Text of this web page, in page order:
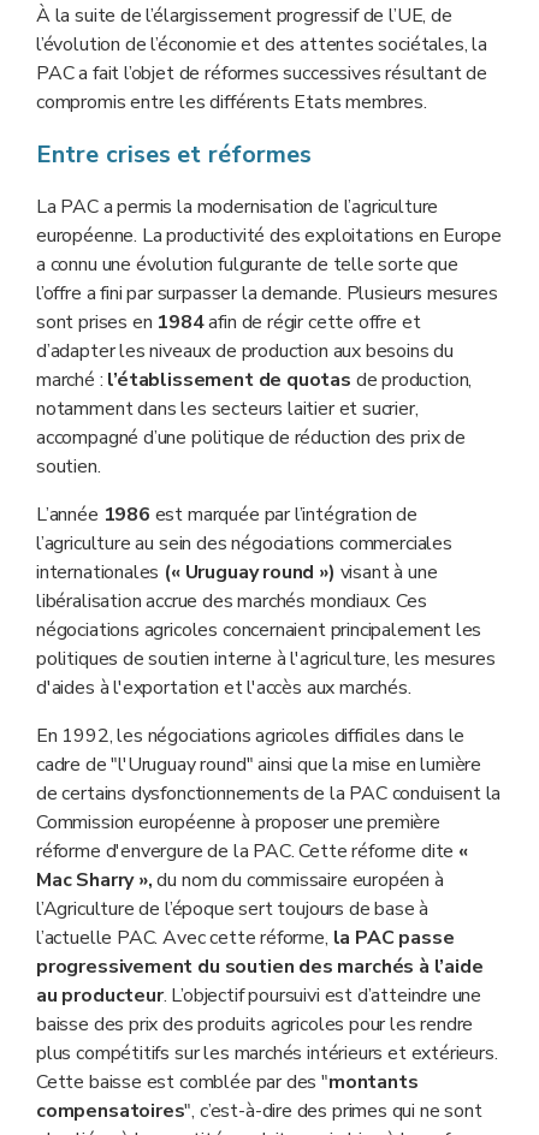
À la suite de l’élargissement progressif de l’UE, de
l’évolution de l’économie et des attentes sociétales, la
PAC a fait l’objet de réformes successives résultant de
compromis entre les différents Etats membres.
Entre crises et réformes
La PAC a permis la modernisation de l’agriculture
européenne. La productivité des exploitations en Europe
a connu une évolution fulgurante de telle sorte que
l’offre a fini par surpasser la demande. Plusieurs mesures
sont prises en 1984afin de régir cette offre et
d’adapter les niveaux de production aux besoins du
marché : l’établissement de quotas de production,
notamment dans les secteurs laitier et sucrier,
accompagné d’une politique de réduction des prix de
soutien.
L’année 1986 est marquée par l’intégration de
l’agriculture au sein des négociations commerciales
internationales (« Uruguay round ») visant à une
libéralisation accrue des marchés mondiaux. Ces
négociations agricoles concernaient principalement les
politiques de soutien interne à l'agriculture, les mesures
d'aides à l'exportation et l'accès aux marchés.
En 1992, les négociations agricoles difficiles dans le
cadre de "l'Uruguay round" ainsi que la mise en lumière
de certains dysfonctionnements de la PAC conduisent la
Commission européenne à proposer une première
réforme d'envergure de la PAC. Cette réforme dite «
Mac Sharry »,du nom du commissaire européen à
l’Agriculture de l’époque sert toujours de base à
l’actuelle PAC. Avec cette réforme, la PAC passe
progressivement du soutien des marchés à l’aide
au producteur. L’objectif poursuivi est d’atteindre une
baisse des prix des produits agricoles pour les rendre
plus compétitifs sur les marchés intérieurs et extérieurs.
Cette baisse est comblée par des "montants
compensatoires", c’est-à-dire des primes qui ne sont